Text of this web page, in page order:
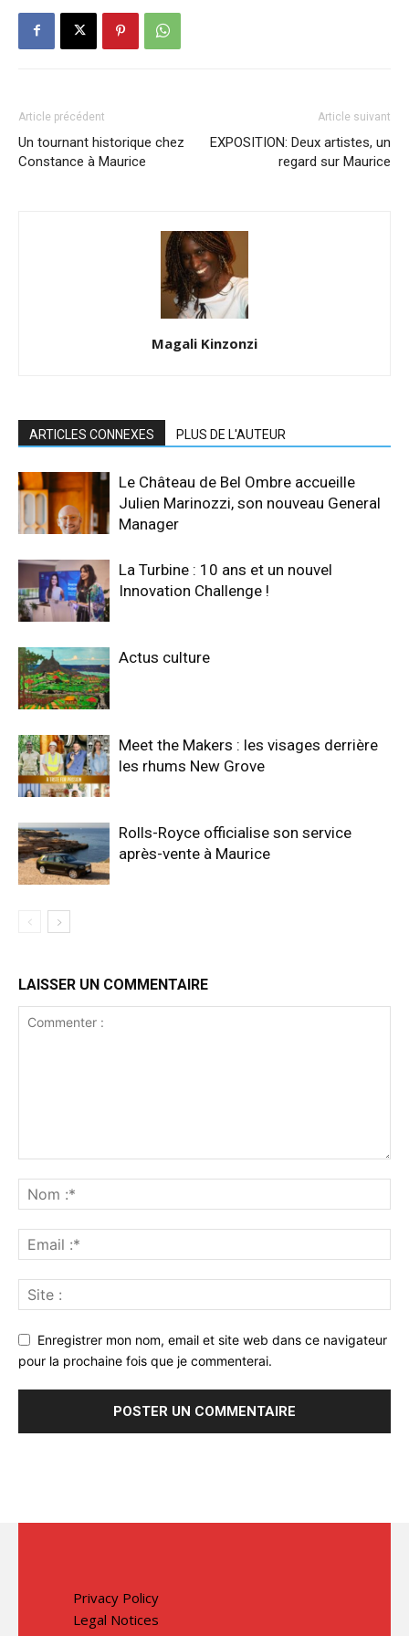
Article précédent
Un tournant historique chez
Constance à Maurice
Article suivant
EXPOSITION: Deux artistes, un
regard sur Maurice
Magali Kinzonzi
ARTICLES CONNEXES PLUS DE L'AUTEUR
Le Château de Bel Ombre accueille
Julien Marinozzi, son nouveau General
Manager
La Turbine : 10 ans et un nouvel
Innovation Challenge !
Actus culture
Meet the Makers : les visages derrière
les rhums New Grove
Rolls-Royce officialise son service
après-vente à Maurice
LAISSER UN COMMENTAIRE
Enregistrer mon nom, email et site web dans ce navigateur
pour la prochaine fois que je commenterai.
Privacy Policy
Legal Notices